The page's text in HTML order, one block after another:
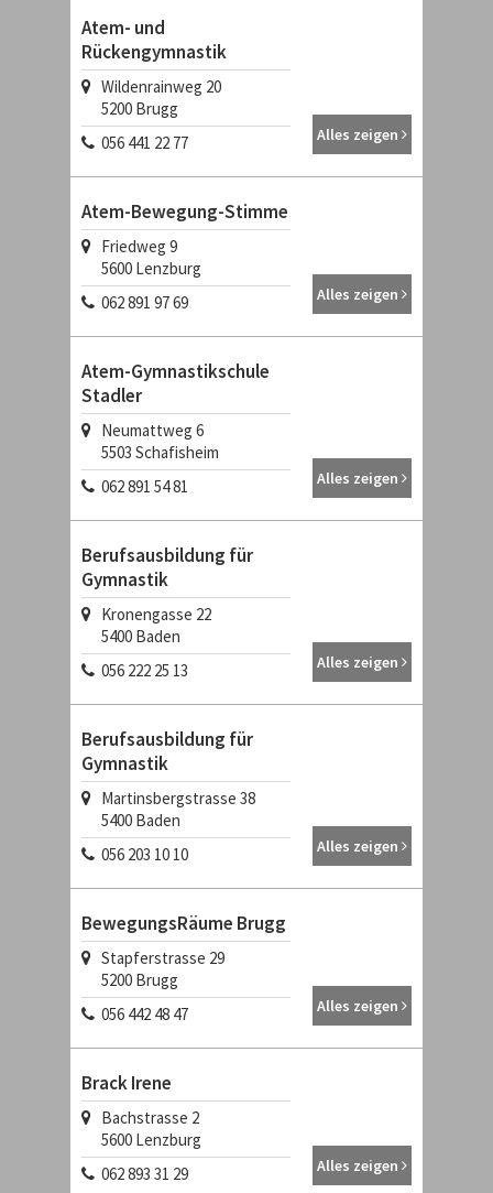
Atem- und
Rückengymnastik
Wildenrainweg 20
5200 Brugg
056 441 22 77
Alles zeigen
Atem-Bewegung-Stimme
Friedweg 9
5600 Lenzburg
062 891 97 69
Alles zeigen
Atem-Gymnastikschule
Stadler
Neumattweg 6
5503 Schafisheim
062 891 54 81
Alles zeigen
Berufsausbildung für
Gymnastik
Kronengasse 22
5400 Baden
056 222 25 13
Alles zeigen
Berufsausbildung für
Gymnastik
Martinsbergstrasse 38
5400 Baden
056 203 10 10
Alles zeigen
BewegungsRäume Brugg
Stapferstrasse 29
5200 Brugg
056 442 48 47
Alles zeigen
Brack Irene
Bachstrasse 2
5600 Lenzburg
062 893 31 29
Alles zeigen